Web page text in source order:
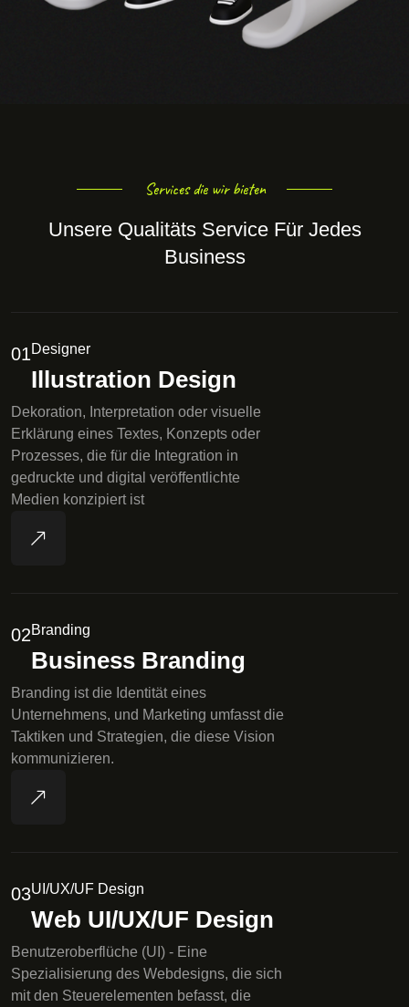
Services die wir bieten
Unsere Qualitäts Service Für Jedes
Business
01Designer
Illustration Design
Dekoration, Interpretation oder visuelle
Erklärung eines Textes, Konzepts oder
Prozesses, die für die Integration in
gedruckte und digital veröffentlichte
Medien konzipiert ist
02Branding
Business Branding
Branding ist die Identität eines
Unternehmens, und Marketing umfasst die
Taktiken und Strategien, die diese Vision
kommunizieren.
03UI/UX/UF Design
Web UI/UX/UF Design
Benutzeroberflüche (UI) - Eine
Spezialisierung des Webdesigns, die sich
mit den Steuerelementen befasst, die